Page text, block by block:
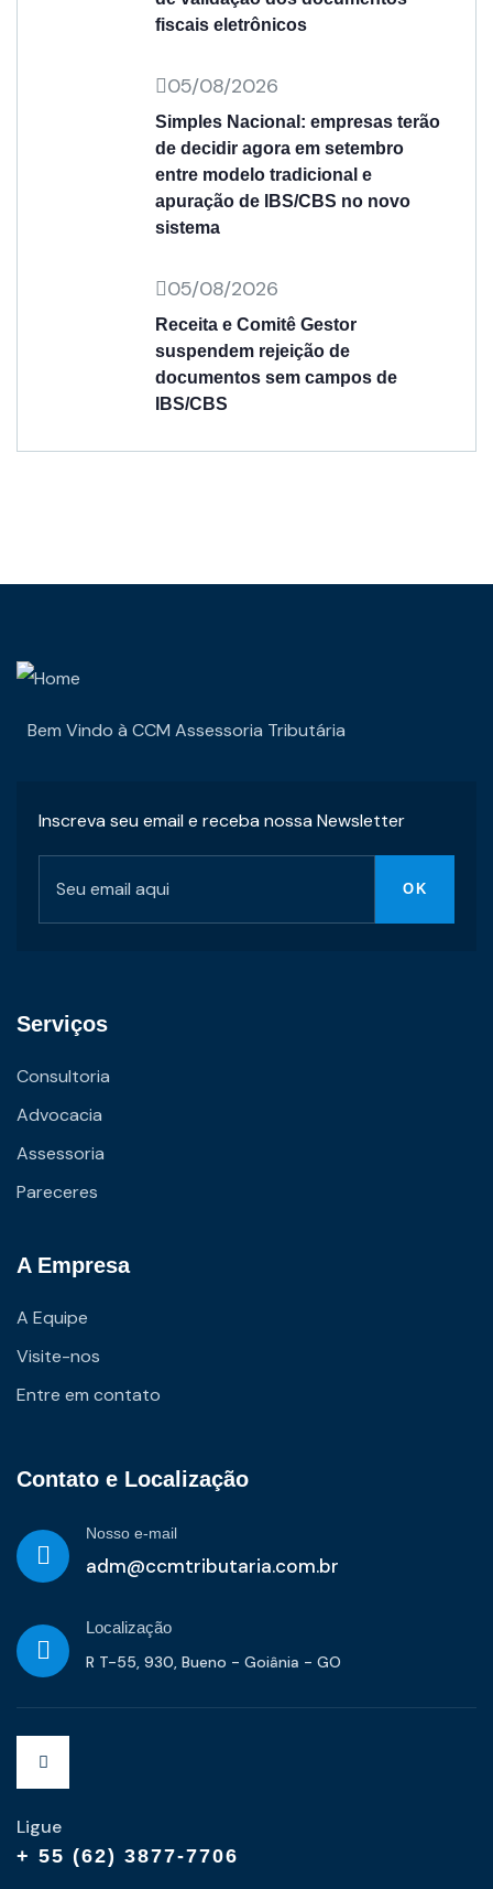
fiscais eletrônicos
05/08/2026
Simples Nacional: empresas terão
de decidir agora em setembro
entre modelo tradicional e
apuração de IBS/CBS no novo
sistema
05/08/2026
Receita e Comitê Gestor
suspendem rejeição de
documentos sem campos de
IBS/CBS
Bem Vindo à CCM Assessoria Tributária
Inscreva seu email e receba nossa Newsletter
Serviços
Consultoria
Advocacia
Assessoria
Pareceres
A Empresa
A Equipe
Visite-nos
Entre em contato
Contato e Localização
Nosso e-mail
adm@ccmtributaria.com.br
Localização
R T-55, 930, Bueno - Goiânia - GO
Ligue
+ 55 (62) 3877-7706